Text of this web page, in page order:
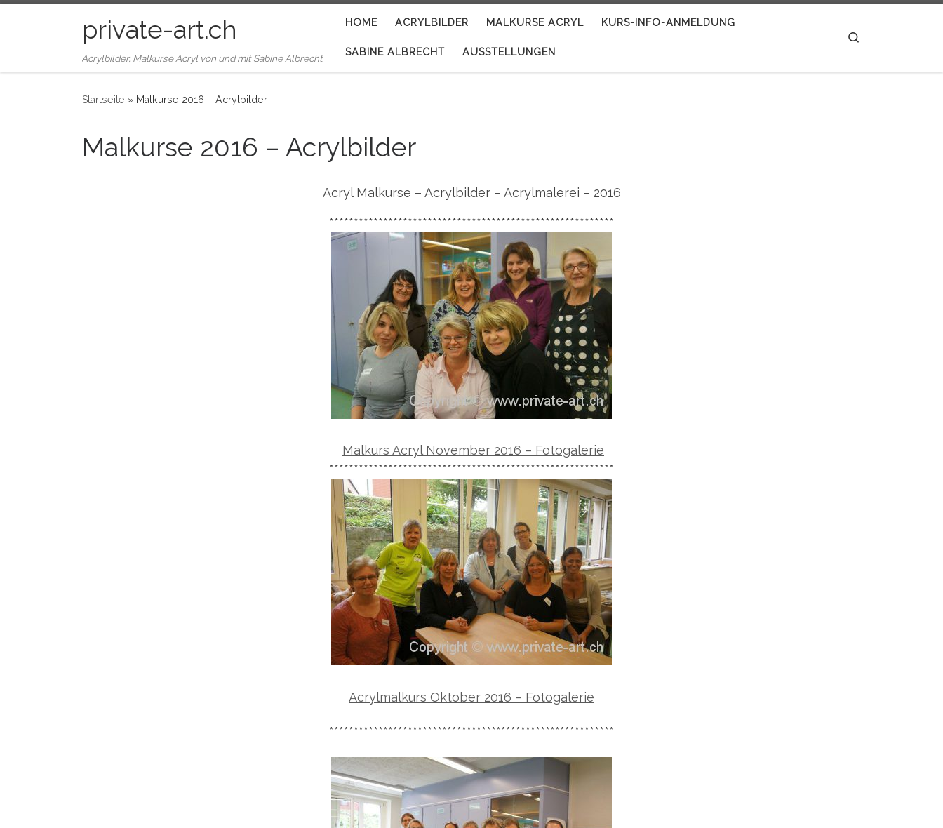
Zum Inhalt springenprivate-art.ch
Acrylbilder, Malkurse Acryl von und mit Sabine Albrecht
HOME ACRYLBILDER MALKURSE ACRYL KURS-INFO-ANMELDUNG
SABINE ALBRECHT AUSSTELLUNGEN
Startseite » Malkurse 2016 – Acrylbilder
Malkurse 2016 – Acrylbilder
Acryl Malkurse – Acrylbilder – Acrylmalerei – 2016
**********************************************************
Malkurs Acryl November 2016 – Fotogalerie
**********************************************************
Acrylmalkurs Oktober 2016 – Fotogalerie
**********************************************************